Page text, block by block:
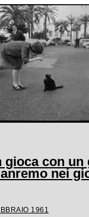
gioca con un
nei
1961